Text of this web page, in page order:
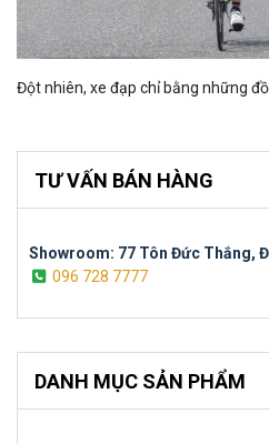
Đột nhiên, xe đạp chỉ bằng những
TƯ VẤN BÁN HÀNG
Showroom: 77 Tôn Đức Thắng,
096 728 7777
DANH MỤC SẢN PHẨM